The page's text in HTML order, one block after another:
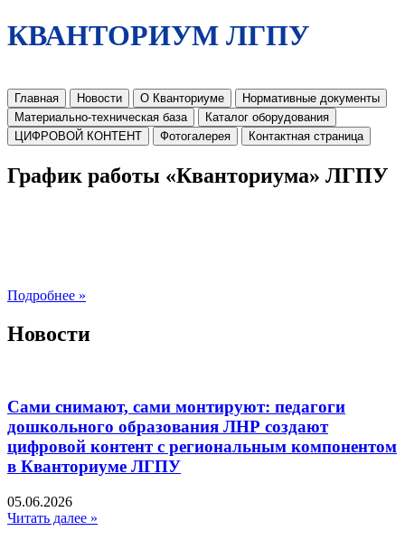
КВАНТОРИУМ ЛГПУ
Главная Новости О Кванториуме
Нормативные документы
Материально-техническая база
Каталог оборудования
ЦИФРОВОЙ КОНТЕНТ
Фотогалерея Контактная страница
График работы «Кванториума» ЛГПУ
Подробнее »
Новости
Сами снимают, сами монтируют: педагоги
дошкольного образования ЛНР создают
цифровой контент с региональным компонентом
в Кванториуме ЛГПУ​
05.06.2026
Читать далее »